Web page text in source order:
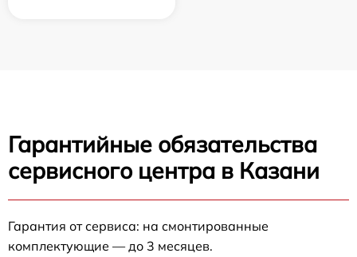
Гарантийные обязательства
сервисного центра в Казани
Гарантия от сервиса: на смонтированные
комплектующие — до 3 месяцев.